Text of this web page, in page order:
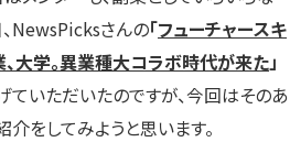
NewsPicksさんの「フューチャースキ
、大学。異業種大コラボ時代が来た」
ていただいたのですが、今回はそのあ
介をしてみようと思います。